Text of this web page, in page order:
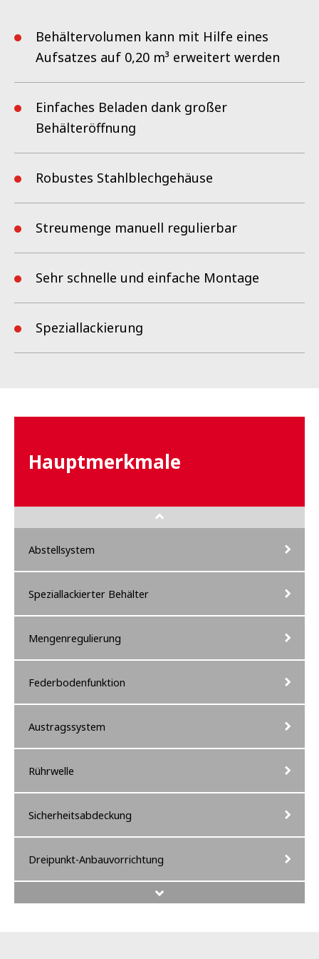
Behältervolumen kann mit Hilfe eines
Aufsatzes auf 0,20 m³ erweitert werden
Einfaches Beladen dank großer
Behälteröffnung
Robustes Stahlblechgehäuse
Streumenge manuell regulierbar
Sehr schnelle und einfache Montage
Speziallackierung
Hauptmerkmale
Abstellsystem
Speziallackierter Behälter
Mengenregulierung
Federbodenfunktion
Austragssystem
Rührwelle
Sicherheitsabdeckung
Dreipunkt-Anbauvorrichtung
Eigene Hydraulikversorgung